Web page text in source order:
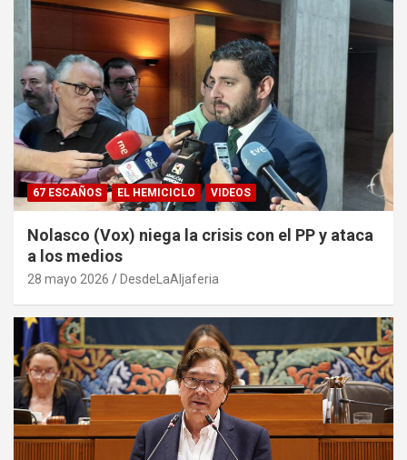
67 ESCAÑOS EL HEMICICLO VIDEOS
Nolasco (Vox) niega la crisis con el PP y ataca
a los medios
28 mayo 2026 DesdeLaAljaferia